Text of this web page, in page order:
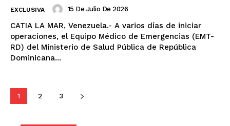
EXCLUSIVA 15 De Julio De 2026
CATIA LA MAR, Venezuela.- A varios días de iniciar
operaciones, el Equipo Médico de Emergencias (EMT-
RD) del Ministerio de Salud Pública de República
Dominicana...
1 2 3